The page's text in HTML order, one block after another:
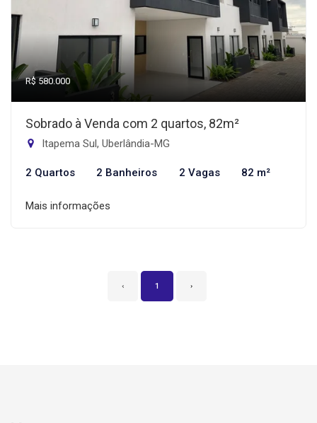
R$ 580.000
Sobrado à Venda com 2 quartos, 82m²
Itapema Sul, Uberlândia-MG
2 Quartos 2 Banheiros 2 Vagas 82 m²
Mais informações
‹ 1 ›